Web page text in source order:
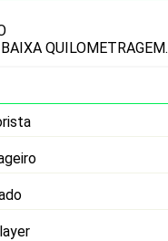
QUILOMETRAGEM.